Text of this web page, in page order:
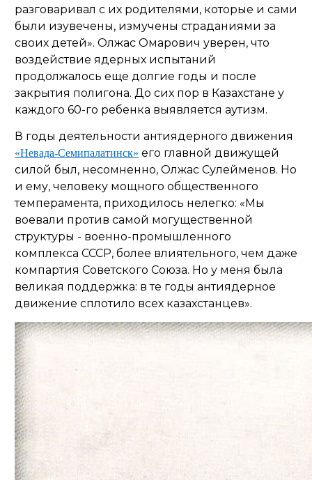
разговаривал с их родителями, которые и сами
были изувечены, измучены страданиями за
своих детей». Олжас Омарович уверен, что
воздействие ядерных испытаний
продолжалось еще долгие годы и после
закрытия полигона. До сих пор в Казахстане у
каждого 60-го ребенка выявляется аутизм.
В годы деятельности антиядерного движения
«Невада-Семипалатинск» его главной движущей
силой был, несомненно, Олжас Сулейменов. Но
и ему, человеку мощного общественного
темперамента, приходилось нелегко: «Мы
воевали против самой могущественной
структуры - военно-промышленного
комплекса СССР, более влиятельного, чем даже
компартия Советского Союза. Но у меня была
великая поддержка: в те годы антиядерное
движение сплотило всех казахстанцев».